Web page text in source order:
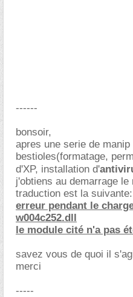
------
bonsoir,
apres une serie de
bestioles(formatage,
d'XP, installation d'
j'obtiens au demarrage
traduction est la suivante:
erreur pendant le
w004c252.dll
le module cité n'a pas
savez vous de quoi il
merci
-----